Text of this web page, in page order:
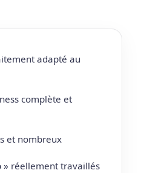
adapté au
complète et
et nombreux
» réellement travaillés